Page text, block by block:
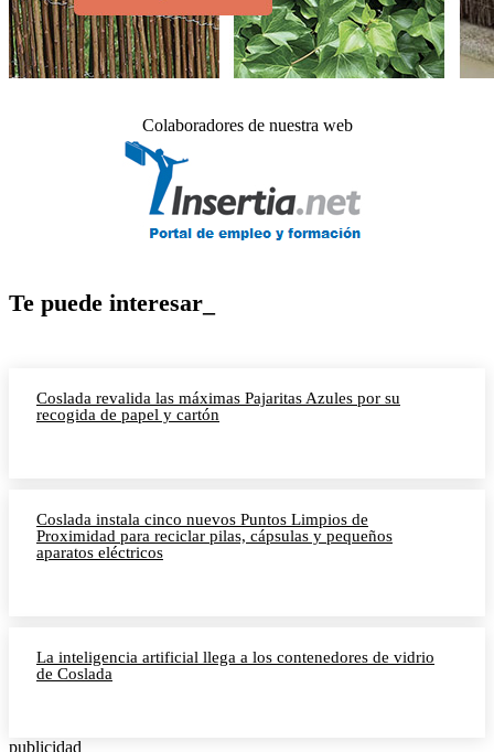
Colaboradores de nuestra web
Te puede interesar_
Coslada revalida las máximas Pajaritas Azules por su
recogida de papel y cartón
Coslada instala cinco nuevos Puntos Limpios de
Proximidad para reciclar pilas, cápsulas y pequeños
aparatos eléctricos
La inteligencia artificial llega a los contenedores de vidrio
de Coslada
publicidad